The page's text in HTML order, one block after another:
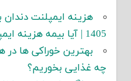
هزینه ایمپلنت دندان
1405 | آیا بیمه هزینه ایمپلنت را می‌دهد؟
بهترین خوراکی ها در
چه غذایی بخوریم؟